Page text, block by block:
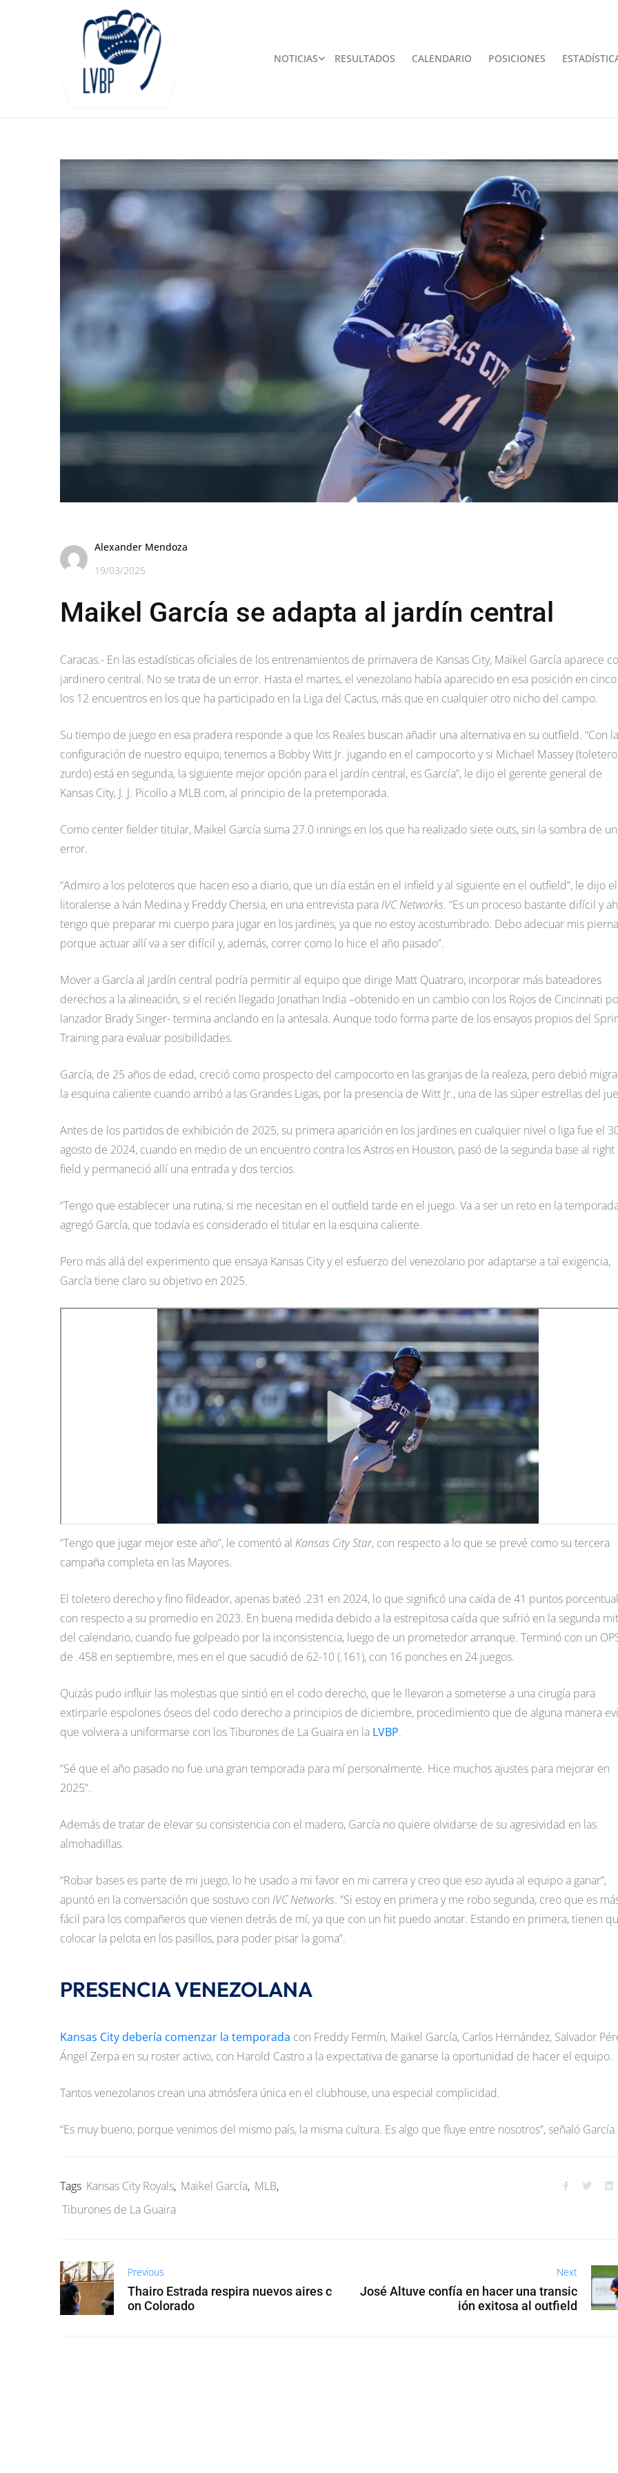
NOTICIAS RESULTADOS CALENDARIO POSICIONES
Alexander Mendoza
19/03/2025
Maikel García se adapta al jardín central
Caracas.- En las estadísticas oficiales de los entrenamientos de primavera de Kansas City, Maikel García aparece
jardinero central. No se trata de un error. Hasta el martes, el venezolano había aparecido en esa posición en
los 12 encuentros en los que ha participado en la Liga del Cactus, más que en cualquier otro nicho del campo.
Su tiempo de juego en esa pradera responde a que los Reales buscan añadir una alternativa en su outfield. “Con la
configuración de nuestro equipo, tenemos a Bobby Witt Jr. jugando en el campocorto y si Michael Massey (toletero
zurdo) está en segunda, la siguiente mejor opción para el jardín central, es García”, le dijo el gerente general de
Kansas City, J. J. Picollo a MLB.com, al principio de la pretemporada.
Como center fielder titular, Maikel García suma 27.0 innings en los que ha realizado siete outs, sin la sombra de un
error.
“Admiro a los peloteros que hacen eso a diario, que un día están en el infield y al siguiente en el outfield”, le dijo el
litoralense a Iván Medina y Freddy Chersia, en una entrevista para IVC Networks. “Es un proceso bastante difícil y
tengo que preparar mi cuerpo para jugar en los jardines, ya que no estoy acostumbrado. Debo adecuar mis
porque actuar allí va a ser difícil y, además, correr como lo hice el año pasado”.
Mover a García al jardín central podría permitir al equipo que dirige Matt Quatraro, incorporar más bateadores
derechos a la alineación, si el recién llegado Jonathan India –obtenido en un cambio con los Rojos de Cincinnati
lanzador Brady Singer- termina anclando en la antesala. Aunque todo forma parte de los ensayos propios del
Training para evaluar posibilidades.
García, de 25 años de edad, creció como prospecto del campocorto en las granjas de la realeza, pero debió
la esquina caliente cuando arribó a las Grandes Ligas, por la presencia de Witt Jr., una de las súper estrellas del
Antes de los partidos de exhibición de 2025, su primera aparición en los jardines en cualquier nivel o liga fue el
agosto de 2024, cuando en medio de un encuentro contra los Astros en Houston, pasó de la segunda base al right
field y permaneció allí una entrada y dos tercios.
“Tengo que establecer una rutina, si me necesitan en el outfield tarde en el juego. Va a ser un reto en la
agregó García, que todavía es considerado el titular en la esquina caliente.
Pero más allá del experimento que ensaya Kansas City y el esfuerzo del venezolano por adaptarse a tal exigencia,
García tiene claro su objetivo en 2025.
“Tengo que jugar mejor este año”, le comentó al Kansas City Star, con respecto a lo que se prevé como su tercera
campaña completa en las Mayores.
El toletero derecho y fino fildeador, apenas bateó .231 en 2024, lo que significó una caída de 41 puntos
con respecto a su promedio en 2023. En buena medida debido a la estrepitosa caída que sufrió en la segunda
del calendario, cuando fue golpeado por la inconsistencia, luego de un prometedor arranque. Terminó con un
de .458 en septiembre, mes en el que sacudió de 62-10 (.161), con 16 ponches en 24 juegos.
Quizás pudo influir las molestias que sintió en el codo derecho, que le llevaron a someterse a una cirugía para
extirparle espolones óseos del codo derecho a principios de diciembre, procedimiento que de alguna manera
que volviera a uniformarse con los Tiburones de La Guaira en la LVBP.
“Sé que el año pasado no fue una gran temporada para mí personalmente. Hice muchos ajustes para mejorar en
2025”.
Además de tratar de elevar su consistencia con el madero, García no quiere olvidarse de su agresividad en las
almohadillas.
“Robar bases es parte de mi juego, lo he usado a mi favor en mi carrera y creo que eso ayuda al equipo a ganar”,
apuntó en la conversación que sostuvo con IVC Networks. “Si estoy en primera y me robo segunda, creo que es
fácil para los compañeros que vienen detrás de mí, ya que con un hit puedo anotar. Estando en primera, tienen
colocar la pelota en los pasillos, para poder pisar la goma”.
PRESENCIA VENEZOLANA
Kansas City debería comenzar la temporada con Freddy Fermín, Maikel García, Carlos Hernández, Salvador
Ángel Zerpa en su roster activo, con Harold Castro a la expectativa de ganarse la oportunidad de hacer el equipo.
Tantos venezolanos crean una atmósfera única en el clubhouse, una especial complicidad.
“Es muy bueno, porque venimos del mismo país, la misma cultura. Es algo que fluye entre nosotros”, señaló García.
Tags Kansas City Royals, Maikel García, MLB,
Tiburones de La Guaira
Previous
Thairo Estrada respira nuevos aires c
on Colorado
Next
José Altuve confía en hacer una transic
ión exitosa al outfield